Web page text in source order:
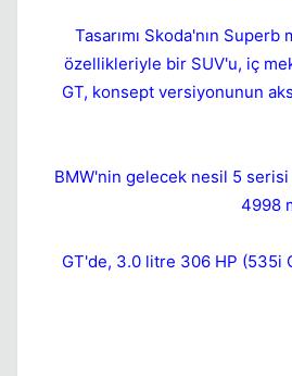
Tasarımı Skoda'nın
özellikleriyle bir SUV'u, iç
GT, konsept versiyonunun
BMW'nin gelecek nesil 5
4998
GT'de, 3.0 litre 306 HP (535i